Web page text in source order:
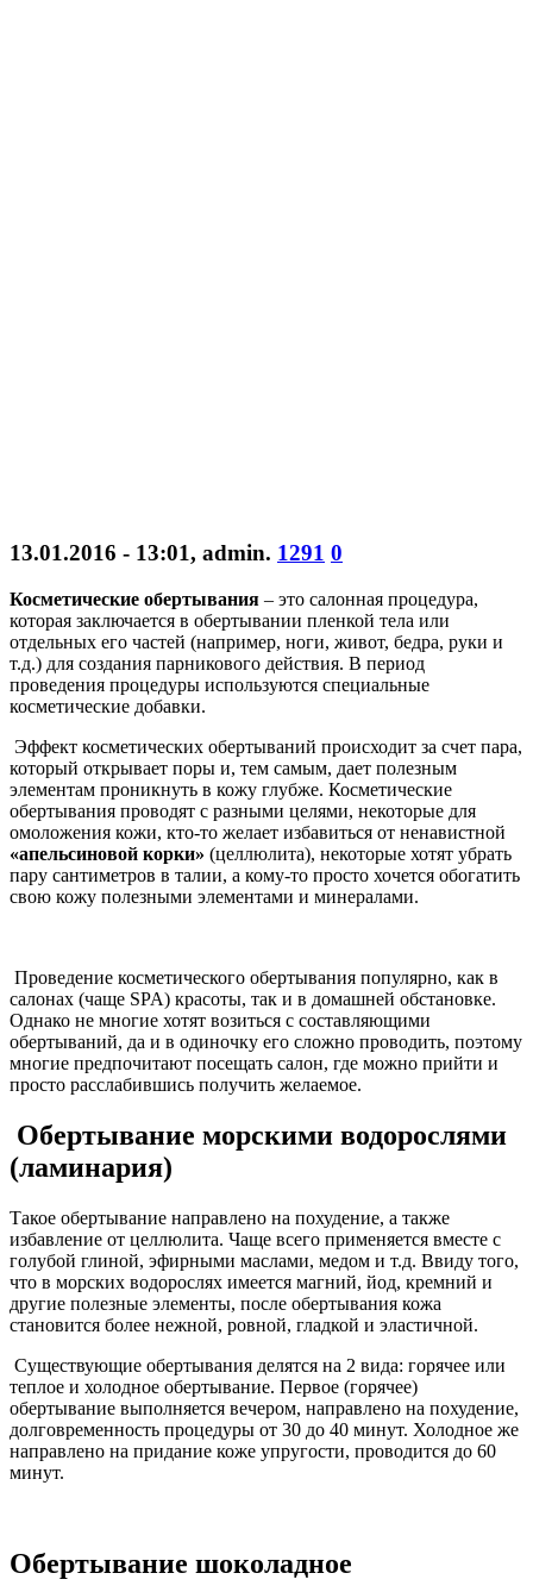
13.01.2016 - 13:01, admin. 1291 0
Косметические обертывания – это салонная процедура,
которая заключается в обертывании пленкой тела или
отдельных его частей (например, ноги, живот, бедра, руки и
т.д.) для создания парникового действия. В период
проведения процедуры используются специальные
косметические добавки.
Эффект косметических обертываний происходит за счет пара,
который открывает поры и, тем самым, дает полезным
элементам проникнуть в кожу глубже. Косметические
обертывания проводят с разными целями, некоторые для
омоложения кожи, кто-то желает избавиться от ненавистной
«апельсиновой корки» (целлюлита), некоторые хотят убрать
пару сантиметров в талии, а кому-то просто хочется обогатить
свою кожу полезными элементами и минералами.
Проведение косметического обертывания популярно, как в
салонах (чаще SPA) красоты, так и в домашней обстановке.
Однако не многие хотят возиться с составляющими
обертываний, да и в одиночку его сложно проводить, поэтому
многие предпочитают посещать салон, где можно прийти и
просто расслабившись получить желаемое.
Обертывание морскими водорослями
(ламинария)
Такое обертывание направлено на похудение, а также
избавление от целлюлита. Чаще всего применяется вместе с
голубой глиной, эфирными маслами, медом и т.д. Ввиду того,
что в морских водорослях имеется магний, йод, кремний и
другие полезные элементы, после обертывания кожа
становится более нежной, ровной, гладкой и эластичной.
Существующие обертывания делятся на 2 вида: горячее или
теплое и холодное обертывание. Первое (горячее)
обертывание выполняется вечером, направлено на похудение,
долговременность процедуры от 30 до 40 минут. Холодное же
направлено на придание коже упругости, проводится до 60
минут.
Обертывание шоколадное